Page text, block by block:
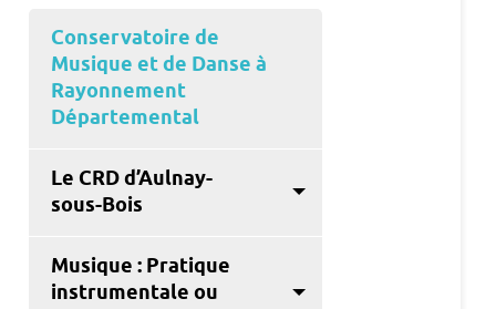
Conservatoire de
Musique et de Danse à
Rayonnement
Départemental
Le CRD d’Aulnay-
sous-Bois
Musique : Pratique
instrumentale ou